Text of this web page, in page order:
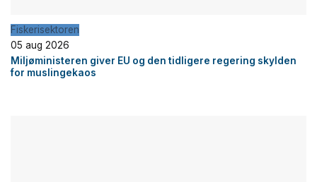
Fiskerisektoren
05 aug 2026
Miljøministeren giver EU og den tidligere regering skylden
for muslingekaos